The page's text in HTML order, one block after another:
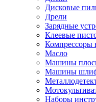
Дисковые
Дрели
Зарядные
Клеевые
Компрессоры
Масло
Машины
Машины
Наборы